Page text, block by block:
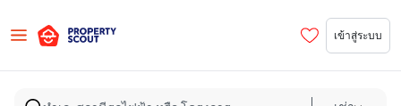
เข้าสู่ระบบ